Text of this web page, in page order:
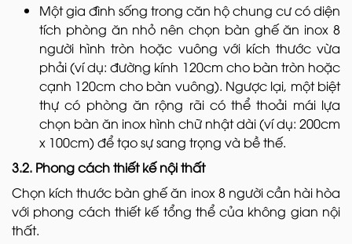
Một gia đình sống trong căn hộ chung cư có diện
tích phòng ăn nhỏ nên chọn bàn ghế ăn inox 8
người hình tròn hoặc vuông với kích thước vừa
phải (ví dụ: đường kính 120cm cho bàn tròn hoặc
cạnh 120cm cho bàn vuông). Ngược lại, một biệt
thự có phòng ăn rộng rãi có thể thoải mái lựa
chọn bàn ăn inox hình chữ nhật dài (ví dụ: 200cm
x 100cm) để tạo sự sang trọng và bề thế.
3.2. Phong cách thiết kế nội thất
Chọn kích thước bàn ghế ăn inox 8 người cần hài hòa
với phong cách thiết kế tổng thể của không gian nội
thất.